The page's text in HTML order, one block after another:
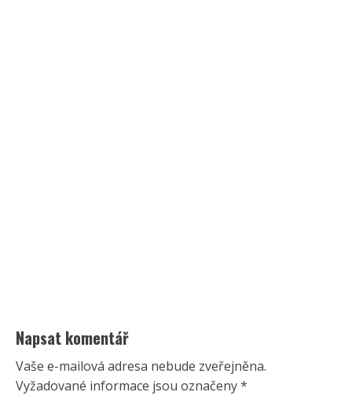
Napsat komentář
Vaše e-mailová adresa nebude zveřejněna.
Vyžadované informace jsou označeny*